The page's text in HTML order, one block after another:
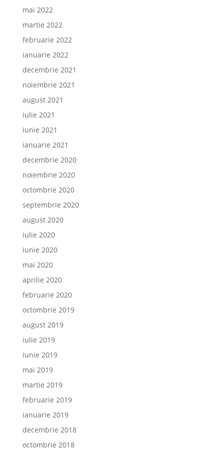
mai 2022
martie 2022
februarie 2022
ianuarie 2022
decembrie 2021
noiembrie 2021
august 2021
iulie 2021
iunie 2021
ianuarie 2021
decembrie 2020
noiembrie 2020
octombrie 2020
septembrie 2020
august 2020
iulie 2020
iunie 2020
mai 2020
aprilie 2020
februarie 2020
octombrie 2019
august 2019
iulie 2019
iunie 2019
mai 2019
martie 2019
februarie 2019
ianuarie 2019
decembrie 2018
octombrie 2018